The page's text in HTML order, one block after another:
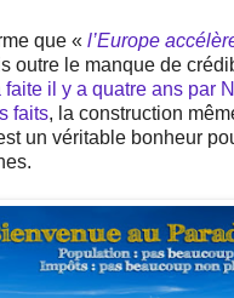
que « l’Europe
outre le manque de
il y a quatre ans par
faits, la construction
un véritable bonheur